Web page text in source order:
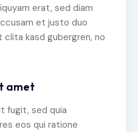
erat, sed diam
et justo duo
kasd gubergren, no
amet
fugit, sed quia
eos qui ratione